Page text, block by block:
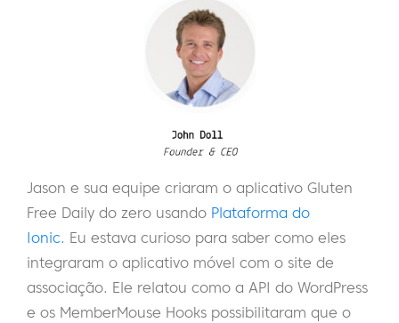
Jason e sua equipe criaram o aplicativo Gluten
Free Daily do zero usando Plataforma do
Ionic. Eu estava curioso para saber como eles
integraram o aplicativo móvel com o site de
associação. Ele relatou como a API do WordPress
e os MemberMouse Hooks possibilitaram que o